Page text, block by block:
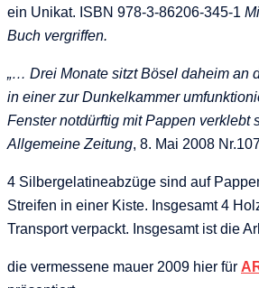
ein Unikat. ISBN 978-3-86206-345-1
Buch vergriffen.
„… Drei Monate sitzt Bösel daheim an
in einer zur Dunkelkammer
Fenster notdürftig mit Pappen verklebt
Allgemeine Zeitung, 8. Mai 2008
4 Silbergelatineabzüge sind auf
Streifen in einer Kiste. Insgesamt 4
Transport verpackt. Insgesamt ist die
die vermessene mauer 2009 hier für